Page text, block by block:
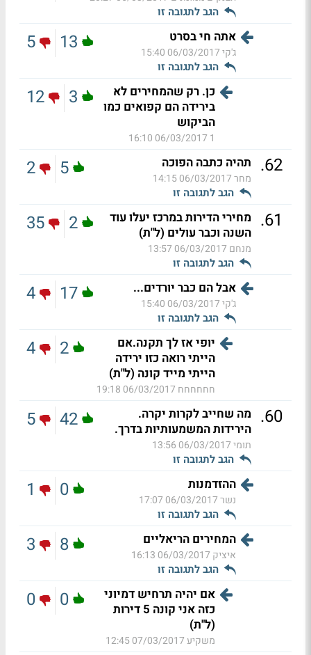
הגב לתגובה זו
אתה חי בסרט
ג'קי06/03/2017 15:40
הגב לתגובה זו
13
5
כן. רק שהמחירים לא
בירידה הם קפואים כמו
הביקוש
1
06/03/2017 16:10
3
12
62
. תהיה כתבה הפוכה
מחר06/03/2017 14:15
הגב לתגובה זו
5
2
61
. מחירי הדירות במרכז יעלו עוד
השנה וכבר עולים (ל"ת)
מנחם 06/03/2017 13:57
הגב לתגובה זו
2
35
אבל הם כבר יורדים...
ג'קי06/03/2017 15:40
הגב לתגובה זו
17
4
יופי אז לך תקנה.אם
הייתי רואה כזו ירידה
הייתי מייד קונה (ל"ת)
חחחחחח 06/03/2017 19:18
2
4
60
. מה שחייב לקרות יקרה.
הירידות המשמעותיות בדרך.
תומי06/03/2017 13:56
הגב לתגובה זו
42
5
ההזדמנות
נשר06/03/2017 17:07
הגב לתגובה זו
0
1
המחירים הריאליים
איציק 06/03/2017 16:13
הגב לתגובה זו
8
3
אם יהיה תרחיש דמיוני
כזה אני קונה 5 דירות
(ל"ת)
משקיע07/03/2017 12:45
0
0